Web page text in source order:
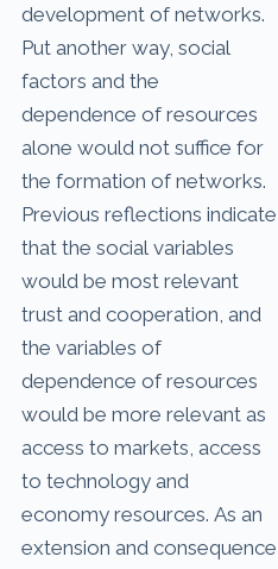
development of networks.
Put another way, social
factors and the
dependence of resources
alone would not suffice for
the formation of networks.
Previous reflections indicate
that the social variables
would be most relevant
trust and cooperation, and
the variables of
dependence of resources
would be more relevant as
access to markets, access
to technology and
economy resources. As an
extension and consequence